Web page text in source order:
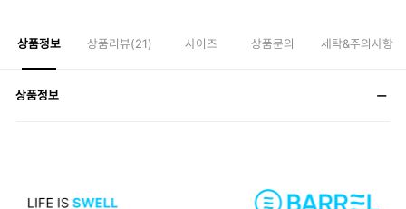
상품정보 상품리뷰(21) 사이즈 상품문의 세탁&주의사항
상품정보